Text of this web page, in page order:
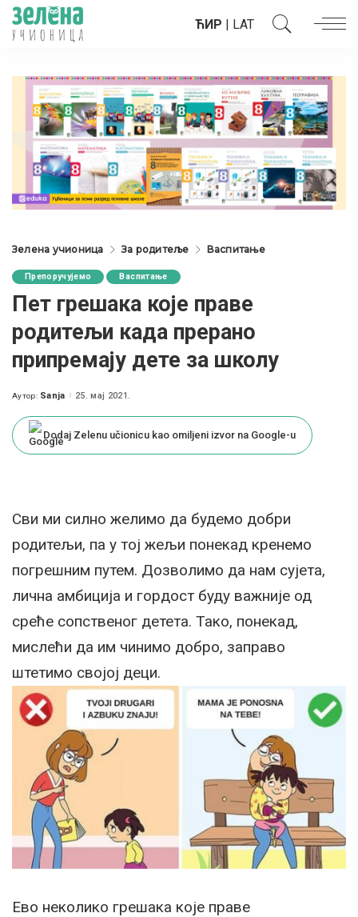
ЋИР | LAT
Зелена учионица За родитеље Васпитање
Препоручујемо Васпитање
Пет грешака које праве
родитељи када прерано
припремају дете за школу
Posted
Аутор: Sanja 25. мај 2021.
Dodaj Zelenu učionicu kao omiljeni izvor na Google-u
Сви ми силно желимо да будемо добри
родитељи, па у тој жељи понекад кренемо
погрешним путем. Дозволимо да нам сујета,
лична амбиција и гордост буду важније од
среће сопственог детета. Тако, понекад,
мислећи да им чинимо добро, заправо
штетимо својој деци.
Ево неколико грешака које праве